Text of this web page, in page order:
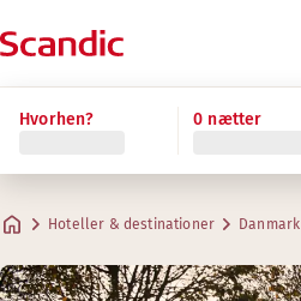
Hvorhen? 0 nætter
Hoteller & destinationer Danmark